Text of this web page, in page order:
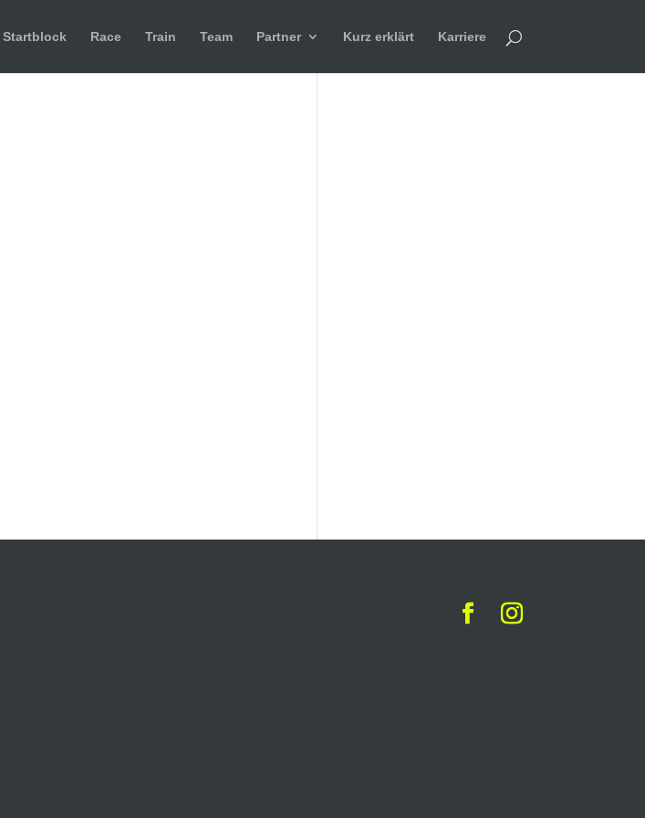
Startblock Race Train Team Partner Kurz erklärt Karriere